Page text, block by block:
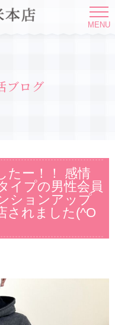
MENU
ブログ
たー！！ 感情
イプの男性会員
ションアップ
されました(^O